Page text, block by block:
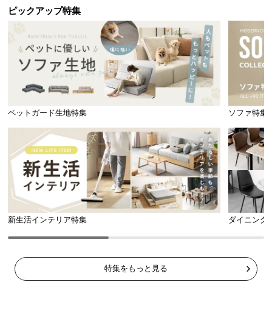
ピックアップ特集
ペットガード生地特集 ソファ特集
新生活インテリア特集 ダイニング
特集をもっと見る